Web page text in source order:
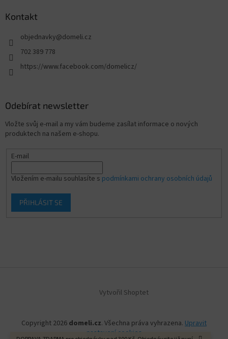
Kontakt
objednavky@domeli.cz
702 389 778
https://www.facebook.com/domelicz/
Odebírat newsletter
Vložte svůj e-mail a my vám budeme zasílat informace o nových
produktech na našem e-shopu.
E-mail
Vložením e-mailu souhlasíte s podmínkami ochrany osobních údajů
PŘIHLÁSIT SE
Vytvořil Shoptet
Copyright 2026 domeli.cz. Všechna práva vyhrazena. Upravit
nastavení cookies